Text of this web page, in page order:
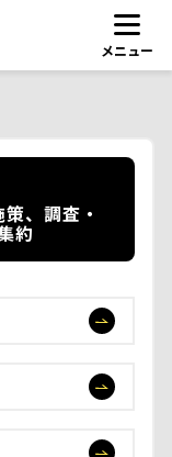
メニュー
、調査・
約